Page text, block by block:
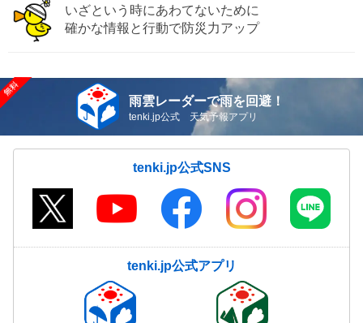
いざという時にあわてないために
確かな情報と行動で防災力アップ
雨雲レーダーで雨を回避！
tenki.jp公式 天気予報アプリ
tenki.jp公式SNS
tenki.jp公式アプリ